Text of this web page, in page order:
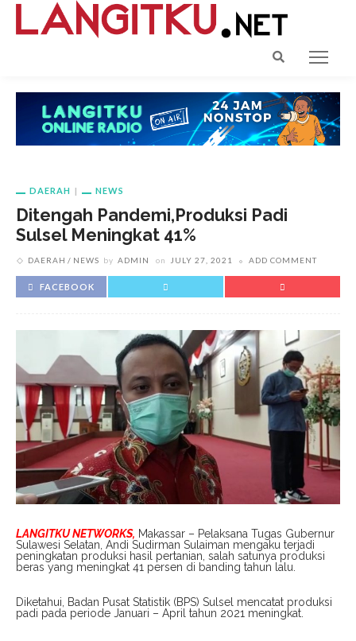
DAERAH NEWS
Ditengah Pandemi,Produksi Padi
Sulsel Meningkat 41%
DAERAH NEWS by ADMIN on JULY 27, 2021 ADD COMMENT
FACEBOOK
LANGITKU NETWORKS, Makassar – Pelaksana Tugas Gubernur
Sulawesi Selatan, Andi Sudirman Sulaiman mengaku terjadi
peningkatan produksi hasil pertanian, salah satunya produksi
beras yang meningkat 41 persen di banding tahun lalu.
Diketahui, Badan Pusat Statistik (BPS) Sulsel mencatat produksi
padi pada periode Januari – April tahun 2021 meningkat.